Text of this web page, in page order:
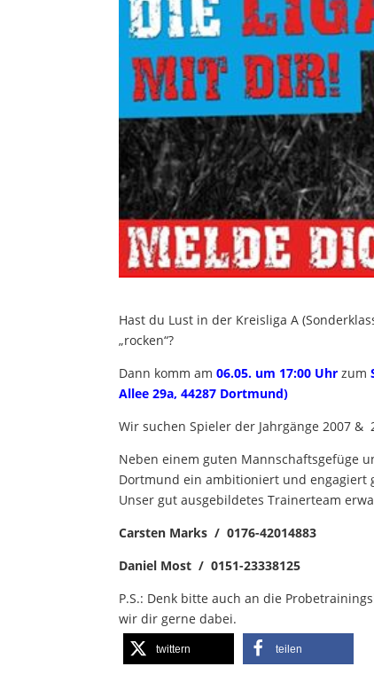
Hast du Lust in der Kreisliga A
„rocken“?
Dann komm am06.05. um 17:00 Uhr zum
Allee 29a, 44287 Dortmund)
Wir suchen Spieler der Jahrgänge 2007
Neben einem guten Mannschaftsgefüge
Dortmund ein ambitioniert und engagiert
Unser gut ausgebildetes Trainerteam
Carsten Marks / 0176-42014883
Daniel Most / 0151-23338125
P.S.: Denk bitte auch an die
wir dir gerne dabei.
twittern teilen